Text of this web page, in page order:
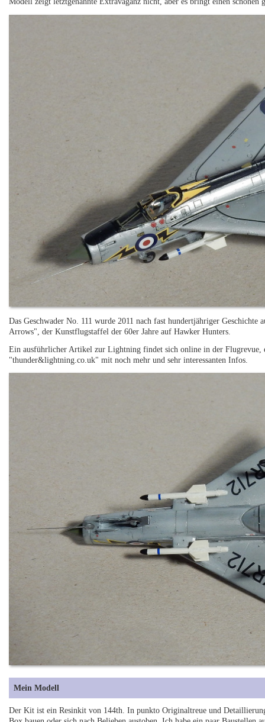
Das Geschwader No. 111 wurde 2011 nach fast hundertjähriger
Arrows", der Kunstflugstaffel der 60er Jahre auf Hawker Hunters.
Ein ausführlicher Artikel zur Lightning findet sich online in der Flugrevue,
"thunder&lightning.co.uk" mit noch mehr und sehr interessanten Infos.
Mein Modell
Der Kit ist ein Resinkit von 144th. In punkto Originaltreue und